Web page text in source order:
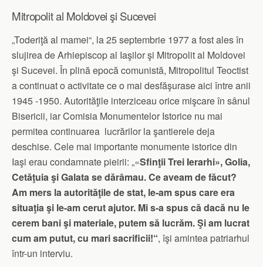
Mitropolit al Moldovei şi Sucevei
„Toderiţă al mamei“, la 25 septembrie 1977 a fost ales în
slujirea de Arhiepiscop al Iaşilor şi Mitropolit al Moldovei
şi Sucevei. În plină epocă comunistă, Mitropolitul Teoctist
a continuat o activitate ce o mai desfăşurase aici între anii
1945 -1950. Autorităţile interziceau orice mişcare în sânul
Bisericii, iar Comisia Monumentelor Is­to­rice nu mai
permitea conti­nuarea lucrărilor la şantierele deja
deschise. Cele mai importante monumente istorice din
Iaşi erau condamnate pieirii: „«Sfinţii Trei Ierarhi», Golia,
Cetăţuia şi Galata se dărâmau. Ce aveam de făcut?
Am mers la autorităţile de stat, le-am spus care era
situaţia şi le-am cerut ajutor. Mi s-a spus că dacă nu le
cerem bani şi materiale, putem să lucrăm. Şi am lucrat
cum am putut, cu mari sacrificii!“, îşi amintea patriarhul
într-un interviu.